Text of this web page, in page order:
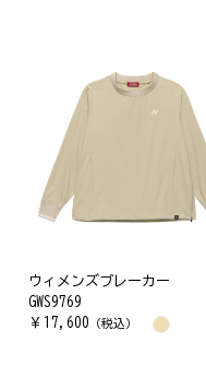
ウィメンズブレーカー
GWS9769
￥ 17,600 （税込）